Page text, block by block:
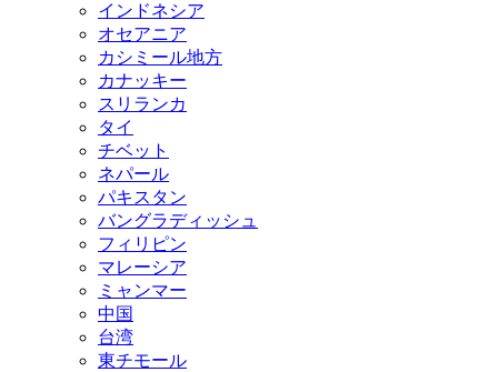
インドネシア
オセアニア
カシミール地方
カナッキー
スリランカ
タイ
チベット
ネパール
パキスタン
バングラディッシュ
フィリピン
マレーシア
ミャンマー
中国
台湾
東チモール